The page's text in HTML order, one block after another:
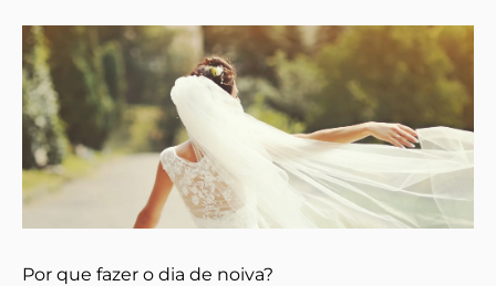
Por que fazer o dia de noiva?